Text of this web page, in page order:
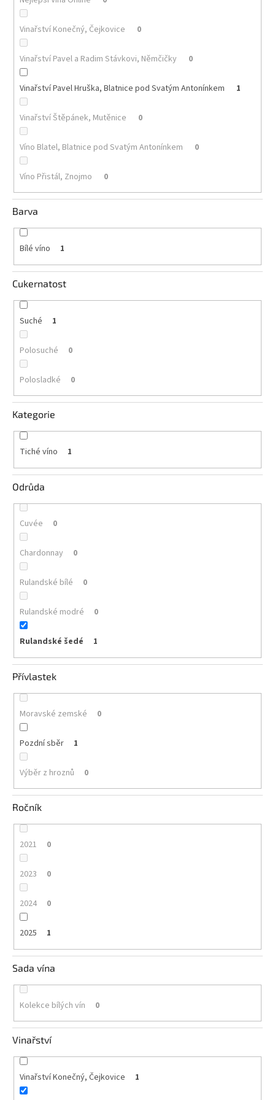
nabídka
Poslední
láhve
skladem
Cuvée
vína
Klarety
Vína
podle
jakosti
Víno
podle
cukru
Dárkové
balení
vína
Delikatesy
vínu
BiB
větší
Ostatní
vína
Značky
Vinařství Konečný, Čejkovice 0
Vinařství Pavel a Radim Stávkovi, Němčičky 0
Vinařství Pavel Hruška, Blatnice pod Svatým Antonínkem 1
Vinařství Štěpánek, Mutěnice 0
Víno Blatel, Blatnice pod Svatým Antonínkem 0
Víno Přistál, Znojmo 0
Barva
Bílé víno 1
Cukernatost
Suché 1
Polosuché 0
Polosladké 0
Kategorie
Tiché víno 1
Odrůda
Cuvée 0
Chardonnay 0
Rulandské bílé 0
Rulandské modré 0
Rulandské šedé 1
Přívlastek
Moravské zemské 0
Pozdní sběr 1
Výběr z hroznů 0
Ročník
2021 0
2023 0
2024 0
2025 1
Sada vína
Kolekce bílých vín 0
Vinařství
Vinařství Konečný, Čejkovice 1